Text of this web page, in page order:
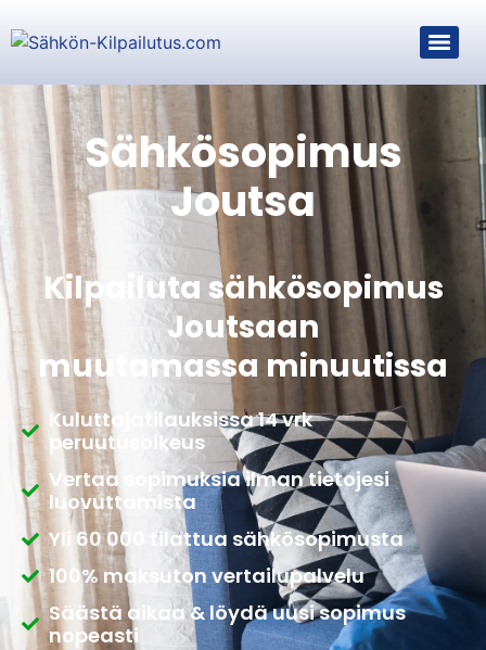
Sähkösopimus
Joutsa
Kilpailuta sähkösopimus
Joutsaan
muutamassa minuutissa
Kuluttajatilauksissa 14 vrk
peruutusoikeus
Vertaa sopimuksia ilman tietojesi
luovuttamista
Yli 60 000 tilattua sähkösopimusta
100% maksuton vertailupalvelu
Säästä aikaa & löydä uusi sopimus
nopeasti